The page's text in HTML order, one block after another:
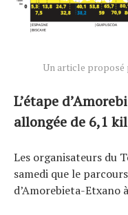
Un article proposé
L’étape
allongée de 6,1
Les organisateurs du
samedi que le
d’Amorebieta-Etxano
Conseils
Tendances